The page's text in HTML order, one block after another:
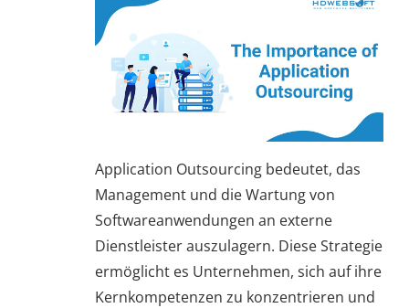
Application Outsourcing bedeutet, das
Management und die Wartung von
Softwareanwendungen an externe
Dienstleister auszulagern. Diese Strategie
ermöglicht es Unternehmen, sich auf ihre
Kernkompetenzen zu konzentrieren und